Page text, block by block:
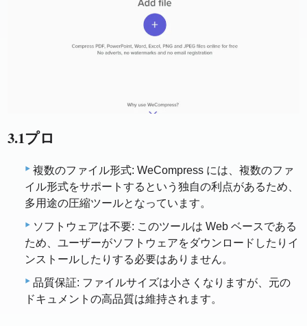
3.1プロ
複数のファイル形式: WeCompress には、複数のファ
イル形式をサポートするという独自の利点があるため、
多用途の圧縮ツールとなっています。
ソフトウェアは不要: このツールは Web ベースである
ため、ユーザーがソフトウェアをダウンロードしたりイ
ンストールしたりする必要はありません。
品質保証: ファイルサイズは小さくなりますが、元の
ドキュメントの高品質は維持されます。